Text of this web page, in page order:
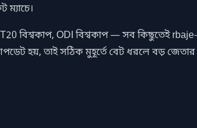
বিশ্বকাপ, ODI বিশ্বকাপ — সব কিছুতেই
হয়, তাই সঠিক মুহূর্তে বেট ধরলে বড়